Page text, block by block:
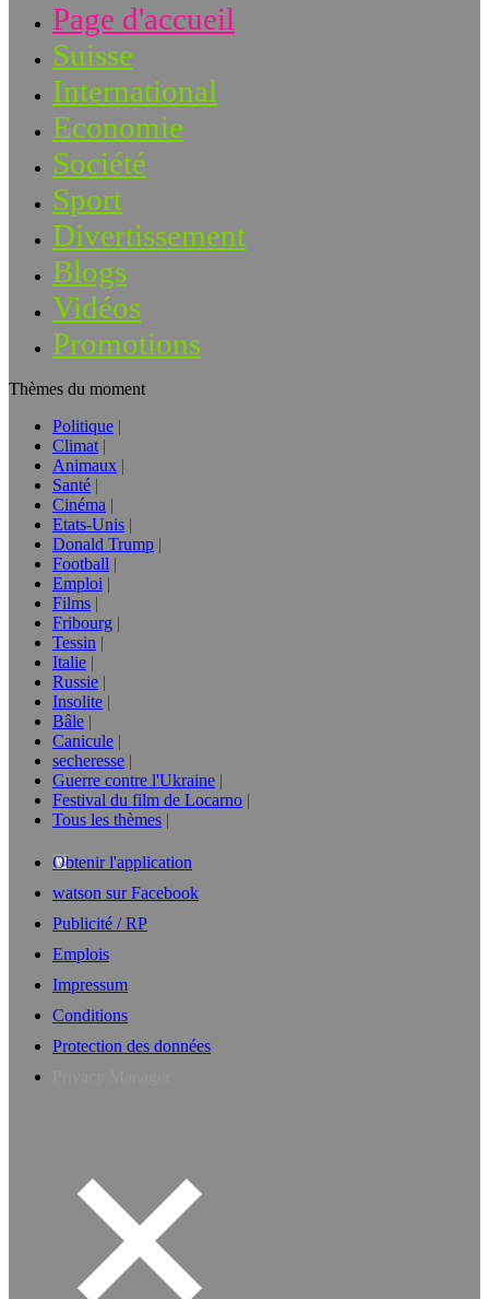
Page d'accueil
Suisse
International
Economie
Société
Sport
Divertissement
Blogs
Vidéos
Promotions
Thèmes du moment
Politique
Climat
Animaux
Santé
Cinéma
Etats-Unis
Donald Trump
Football
Emploi
Films
Fribourg
Tessin
Italie
Russie
Insolite
Bâle
Canicule
secheresse
Guerre contre l'Ukraine
Festival du film de Locarno
Tous les thèmes
Obtenir l'application
watson sur Facebook
Publicité / RP
Emplois
Impressum
Conditions
Protection des données